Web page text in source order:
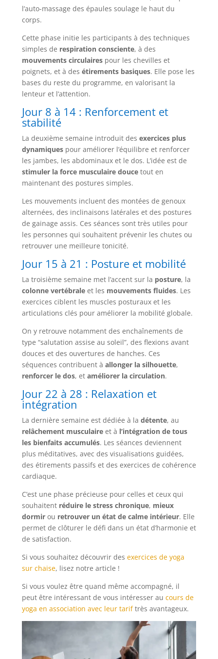
l’auto-massage des épaules soulage le haut du
corps.
Cette phase initie les participants à des techniques
simples de respiration consciente, à des
mouvements circulairespour les chevilles et
poignets, et à des étirements basiques. Elle pose les
bases du reste du programme, en valorisant la
lenteur et l’attention.
Jour 8 à 14 : Renforcement et
stabilité
La deuxième semaine introduit des exercices plus
dynamiquespour améliorer l’équilibre et renforcer
les jambes, les abdominaux et le dos. L’idée est de
stimuler la force musculaire doucetout en
maintenant des postures simples.
Les mouvements incluent des montées de genoux
alternées, des inclinaisons latérales et des postures
de gainage assis. Ces séances sont très utiles pour
les personnes qui souhaitent prévenir les chutes ou
retrouver une meilleure tonicité.
Jour 15 à 21 : Posture et mobilité
La troisième semaine met l’accent sur la posture, la
colonne vertébraleet les mouvements fluides. Les
exercices ciblent les muscles posturaux et les
articulations clés pour améliorer la mobilité globale.
On y retrouve notamment des enchaînements de
type “salutation assise au soleil”, des flexions avant
douces et des ouvertures de hanches. Ces
séquences contribuent à allonger la silhouette,
renforcer le dos, et améliorer la circulation.
Jour 22 à 28 : Relaxation et
intégration
La dernière semaine est dédiée à la détente, au
relâchement musculaireet à l’intégration de tous
les bienfaits accumulés. Les séances deviennent
plus méditatives, avec des visualisations guidées,
des étirements passifs et des exercices de cohérence
cardiaque.
C’est une phase précieuse pour celles et ceux qui
souhaitent réduire le stress chronique, mieux
dormirou retrouver un état de calme intérieur. Elle
permet de clôturer le défi dans un état d’harmonie et
de satisfaction.
Si vous souhaitez découvrir des exercices de yoga
sur chaise, lisez notre article !
Si vous voulez être quand même accompagné, il
peut être intéressant de vous intéresser au cours de
yoga en association avec leur tariftrès avantageux.